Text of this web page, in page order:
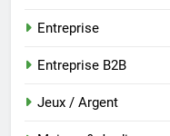
Entreprise
Entreprise B2B
Jeux / Argent